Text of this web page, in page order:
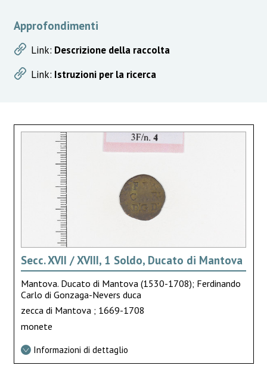
Approfondimenti
Link: Descrizione della raccolta
Link: Istruzioni per la ricerca
Secc. XVII / XVIII, 1 Soldo, Ducato di Mantova
Mantova. Ducato di Mantova (1530-1708); Ferdinando
Carlo di Gonzaga-Nevers duca
zecca di Mantova ; 1669-1708
monete
Informazioni di dettaglio